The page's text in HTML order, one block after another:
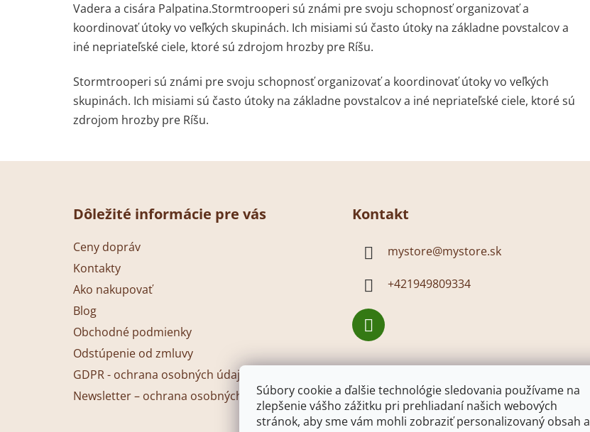
Súbory cookie a ďalšie technológie sledovania používame na
zlepšenie vášho zážitku pri prehliadaní našich webových
stránok, aby sme vám mohli zobraziť personalizovaný obsah a
Vadera a cisára Palpatina.Stormtrooperi sú známi pre svoju schopnosť organizovať a
koordinovať útoky vo veľkých skupinách. Ich misiami sú často útoky na základne povstalcov a
iné nepriateľské ciele, ktoré sú zdrojom hrozby pre Ríšu.
Stormtrooperi sú známi pre svoju schopnosť organizovať a koordinovať útoky vo veľkých
skupinách. Ich misiami sú často útoky na základne povstalcov a iné nepriateľské ciele, ktoré sú
zdrojom hrozby pre Ríšu.
Dôležité informácie pre vás
Ceny dopráv
Kontakty
Ako nakupovať
Blog
Obchodné podmienky
Odstúpenie od zmluvy
GDPR - ochrana osobných údajov
Newsletter – ochrana osobných údajov
Kontakt
mystore@mystore.sk
+421949809334